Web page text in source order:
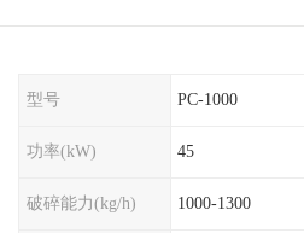
型号 PC-1000
功率(kW) 45
破碎能力(kg/h) 1000-1300